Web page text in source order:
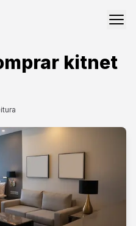
kitnet